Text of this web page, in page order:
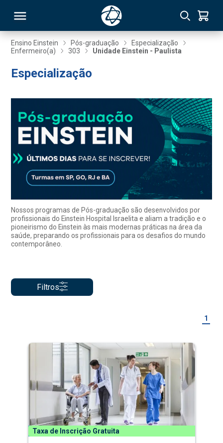
Ensino Einstein Pós-graduação
Especialização
Enfermeiro(a)
303 Unidade Einstein - Paulista
Especialização
Nossos programas de Pós-graduação são desenvolvidos por
profissionais do Einstein Hospital Israelita e aliam a tradição e o
pioneirismo do Einstein às mais modernas práticas na área da
saúde, preparando os profissionais para os desafios do mundo
contemporâneo.
Filtros
1
Taxa de Inscrição Gratuita